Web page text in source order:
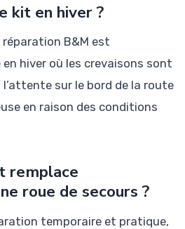
kit en hiver ?
B&M est
hiver où les crevaisons sont
sur le bord de la route
en raison des conditions
remplace
roue de secours ?
temporaire et pratique,